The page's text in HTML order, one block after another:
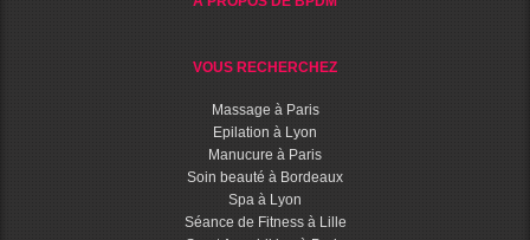
VOUS RECHERCHEZ
Massage à Paris
Epilation à Lyon
Manucure à Paris
Soin beauté à Bordeaux
Spa à Lyon
Séance de Fitness à Lille